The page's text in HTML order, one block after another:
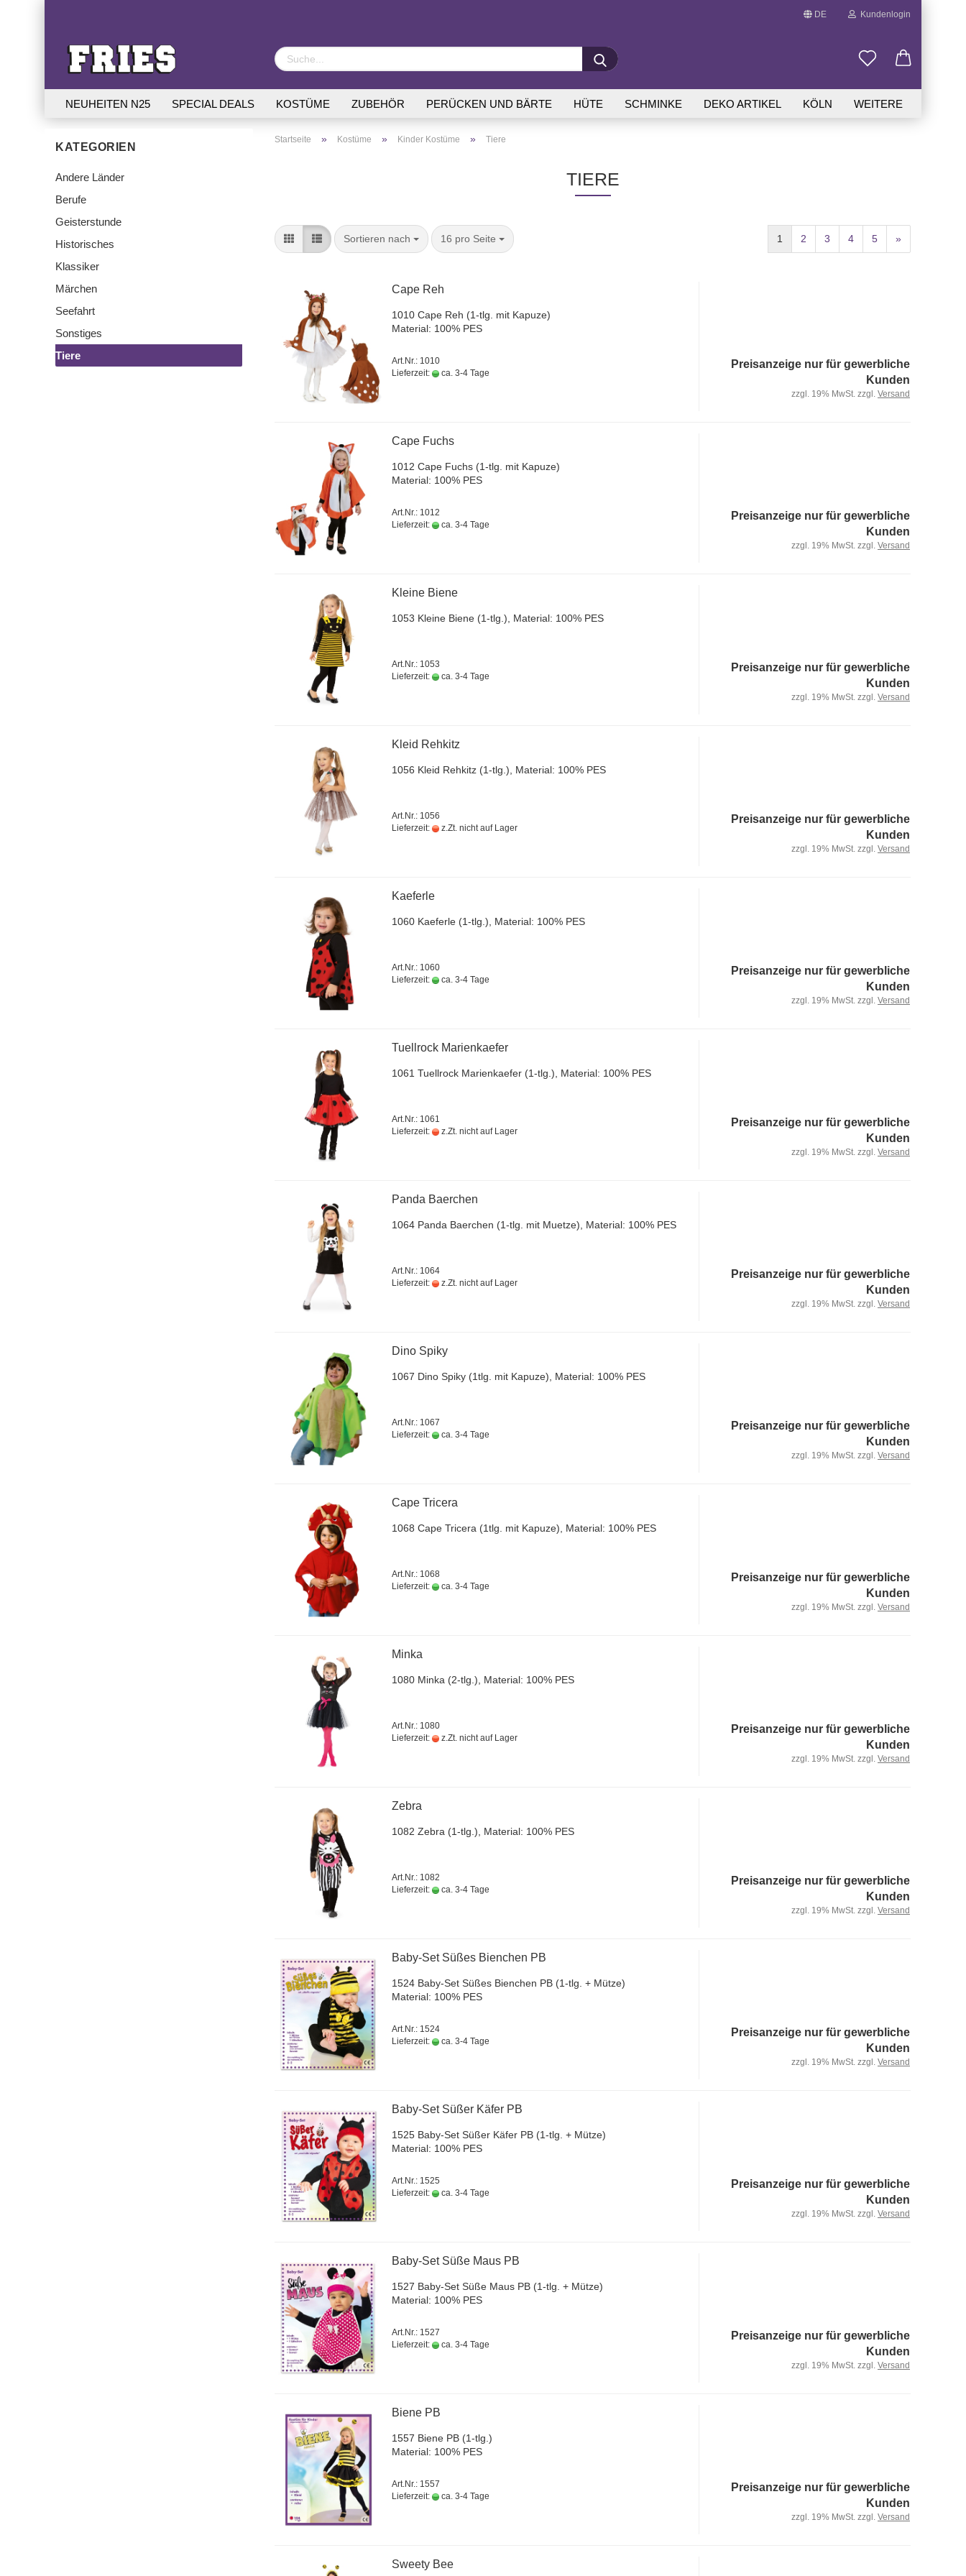
DE Kundenlogin
Passwort vergessen?
NEUHEITEN N25 SPECIAL DEALS KOSTÜME ZUBEHÖR PERÜCKEN UND BÄRTE HÜTE SCHMINKE DEKO ARTIKEL KÖLN WEITERE
Startseite » Kostüme » Kinder Kostüme » Tiere
TIERE
Sortieren nach 16 pro Seite 1 2 3 4 5 »
Cape Reh
1010 Cape Reh (1-tlg. mit Ka­pu­ze)
Ma­te­ri­al: 100% PES
Art.Nr.: 1010
Lieferzeit:
ca. 3-4 Tage
Preisanzeige nur für gewerbliche
Kunden
zzgl. 19% MwSt. zzgl. Versand
Cape Fuchs
1012 Cape Fuchs (1-tlg. mit Ka­pu­ze)
Ma­te­ri­al: 100% PES
Art.Nr.: 1012
Lieferzeit:
ca. 3-4 Tage
Preisanzeige nur für gewerbliche
Kunden
zzgl. 19% MwSt. zzgl. Versand
Klei­ne Biene
1053 Klei­ne Biene (1-tlg.), Ma­te­ri­al: 100% PES
Art.Nr.: 1053
Lieferzeit:
ca. 3-4 Tage
Preisanzeige nur für gewerbliche
Kunden
zzgl. 19% MwSt. zzgl. Versand
Kleid Reh­kitz
1056 Kleid Reh­kitz (1-tlg.), Ma­te­ri­al: 100% PES
Art.Nr.: 1056
Lieferzeit:
z.Zt. nicht auf Lager
Preisanzeige nur für gewerbliche
Kunden
zzgl. 19% MwSt. zzgl. Versand
Ka­e­fer­le
1060 Ka­e­fer­le (1-tlg.), Ma­te­ri­al: 100% PES
Art.Nr.: 1060
Lieferzeit:
ca. 3-4 Tage
Preisanzeige nur für gewerbliche
Kunden
zzgl. 19% MwSt. zzgl. Versand
Tu­ell­rock Ma­ri­en­ka­e­fer
1061 Tu­ell­rock Ma­ri­en­ka­e­fer (1-tlg.), Ma­te­ri­al: 100% PES
Art.Nr.: 1061
Lieferzeit:
z.Zt. nicht auf Lager
Preisanzeige nur für gewerbliche
Kunden
zzgl. 19% MwSt. zzgl. Versand
Panda Ba­er­chen
1064 Panda Ba­er­chen (1-tlg. mit Muet­ze), Ma­te­ri­al: 100% PES
Art.Nr.: 1064
Lieferzeit:
z.Zt. nicht auf Lager
Preisanzeige nur für gewerbliche
Kunden
zzgl. 19% MwSt. zzgl. Versand
Dino Spiky
1067 Dino Spiky (1tlg. mit Ka­pu­ze), Ma­te­ri­al: 100% PES
Art.Nr.: 1067
Lieferzeit:
ca. 3-4 Tage
Preisanzeige nur für gewerbliche
Kunden
zzgl. 19% MwSt. zzgl. Versand
Cape Tri­ce­ra
1068 Cape Tri­ce­ra (1tlg. mit Ka­pu­ze), Ma­te­ri­al: 100% PES
Art.Nr.: 1068
Lieferzeit:
ca. 3-4 Tage
Preisanzeige nur für gewerbliche
Kunden
zzgl. 19% MwSt. zzgl. Versand
Minka
1080 Minka (2-tlg.), Ma­te­ri­al: 100% PES
Art.Nr.: 1080
Lieferzeit:
z.Zt. nicht auf Lager
Preisanzeige nur für gewerbliche
Kunden
zzgl. 19% MwSt. zzgl. Versand
Zebra
1082 Zebra (1-tlg.), Ma­te­ri­al: 100% PES
Art.Nr.: 1082
Lieferzeit:
ca. 3-4 Tage
Preisanzeige nur für gewerbliche
Kunden
zzgl. 19% MwSt. zzgl. Versand
Baby-​Set Süßes Bien­chen PB
1524 Baby-​Set Süßes Bien­chen PB (1-tlg. + Mütze)
Ma­te­ri­al: 100% PES
Art.Nr.: 1524
Lieferzeit:
ca. 3-4 Tage
Preisanzeige nur für gewerbliche
Kunden
zzgl. 19% MwSt. zzgl. Versand
Baby-​Set Süßer Käfer PB
1525 Baby-​Set Süßer Käfer PB (1-tlg. + Mütze)
Ma­te­ri­al: 100% PES
Art.Nr.: 1525
Lieferzeit:
ca. 3-4 Tage
Preisanzeige nur für gewerbliche
Kunden
zzgl. 19% MwSt. zzgl. Versand
Baby-​Set Süße Maus PB
1527 Baby-​Set Süße Maus PB (1-tlg. + Mütze)
Ma­te­ri­al: 100% PES
Art.Nr.: 1527
Lieferzeit:
ca. 3-4 Tage
Preisanzeige nur für gewerbliche
Kunden
zzgl. 19% MwSt. zzgl. Versand
Biene PB
1557 Biene PB (1-tlg.)
Ma­te­ri­al: 100% PES
Art.Nr.: 1557
Lieferzeit:
ca. 3-4 Tage
Preisanzeige nur für gewerbliche
Kunden
zzgl. 19% MwSt. zzgl. Versand
Sweety Bee
KATEGORIEN
Andere Länder
Berufe
Geisterstunde
Historisches
Klassiker
Märchen
Seefahrt
Sonstiges
Tiere